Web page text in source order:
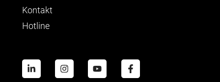
Kontakt
Hotline